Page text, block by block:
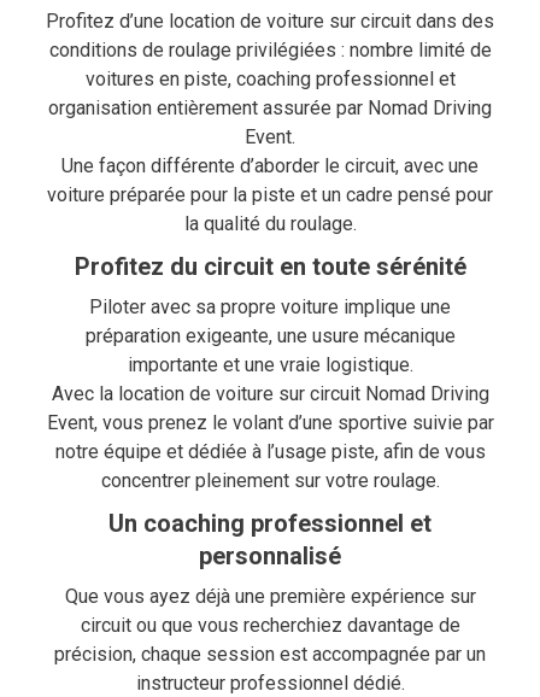
Profitez d’une location de voiture sur circuit dans des
conditions de roulage privilégiées : nombre limité de
voitures en piste, coaching professionnel et
organisation entièrement assurée par Nomad Driving
Event.
Une façon différente d’aborder le circuit, avec une
voiture préparée pour la piste et un cadre pensé pour
la qualité du roulage.
Profitez du circuit en toute sérénité
Piloter avec sa propre voiture implique une
préparation exigeante, une usure mécanique
importante et une vraie logistique.
Avec la location de voiture sur circuit Nomad Driving
Event, vous prenez le volant d’une sportive suivie par
notre équipe et dédiée à l’usage piste, afin de vous
concentrer pleinement sur votre roulage.
Un coaching professionnel et
personnalisé
Que vous ayez déjà une première expérience sur
circuit ou que vous recherchiez davantage de
précision, chaque session est accompagnée par un
instructeur professionnel dédié.